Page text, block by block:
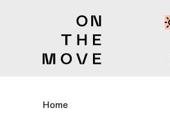
Breadcrumb
Home